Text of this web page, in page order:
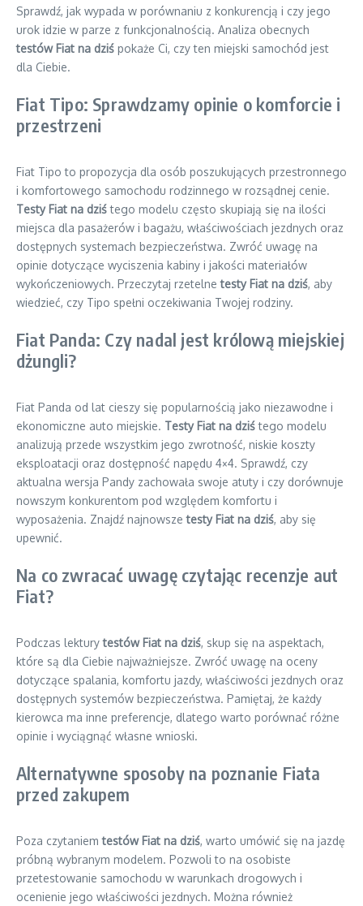
Sprawdź, jak wypada w porównaniu z konkurencją i czy jego
urok idzie w parze z funkcjonalnością. Analiza obecnych
testów Fiat na dziś pokaże Ci, czy ten miejski samochód jest
dla Ciebie.
Fiat Tipo: Sprawdzamy opinie o komforcie i
przestrzeni
Fiat Tipo to propozycja dla osób poszukujących przestronnego
i komfortowego samochodu rodzinnego w rozsądnej cenie.
Testy Fiat na dziśtego modelu często skupiają się na ilości
miejsca dla pasażerów i bagażu, właściwościach jezdnych oraz
dostępnych systemach bezpieczeństwa. Zwróć uwagę na
opinie dotyczące wyciszenia kabiny i jakości materiałów
wykończeniowych. Przeczytaj rzetelnetesty Fiat na dziś, aby
wiedzieć, czy Tipo spełni oczekiwania Twojej rodziny.
Fiat Panda: Czy nadal jest królową miejskiej
dżungli?
Fiat Panda od lat cieszy się popularnością jako niezawodne i
ekonomiczne auto miejskie. Testy Fiat na dziśtego modelu
analizują przede wszystkim jego zwrotność, niskie koszty
eksploatacji oraz dostępność napędu 4×4. Sprawdź, czy
aktualna wersja Pandy zachowała swoje atuty i czy dorównuje
nowszym konkurentom pod względem komfortu i
wyposażenia. Znajdź najnowszetesty Fiat na dziś, aby się
upewnić.
Na co zwracać uwagę czytając recenzje aut
Fiat?
Podczas lekturytestów Fiat na dziś, skup się na aspektach,
które są dla Ciebie najważniejsze. Zwróć uwagę na oceny
dotyczące spalania, komfortu jazdy, właściwości jezdnych oraz
dostępnych systemów bezpieczeństwa. Pamiętaj, że każdy
kierowca ma inne preferencje, dlatego warto porównać różne
opinie i wyciągnąć własne wnioski.
Alternatywne sposoby na poznanie Fiata
przed zakupem
Poza czytaniemtestów Fiat na dziś, warto umówić się na jazdę
próbną wybranym modelem. Pozwoli to na osobiste
przetestowanie samochodu w warunkach drogowych i
ocenienie jego właściwości jezdnych. Można również